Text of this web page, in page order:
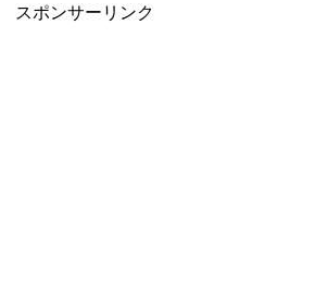
スポンサーリンク